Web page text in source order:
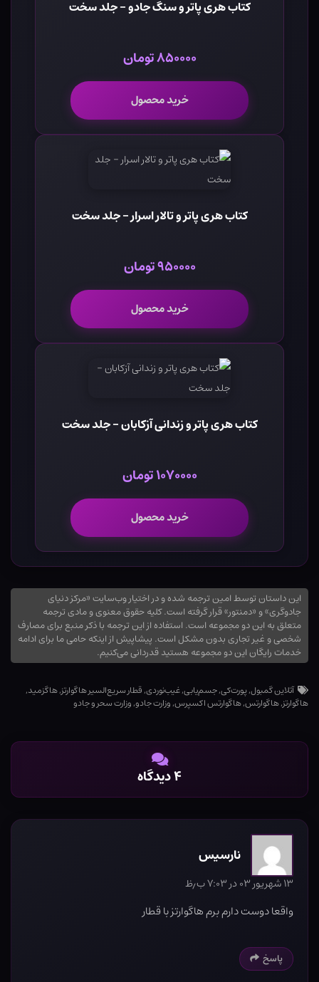
کتاب هری پاتر و سنگ جادو - جلد سخت
۸۵۰۰۰۰ تومان
خرید محصول
کتاب هری پاتر و تالار اسرار - جلد سخت
۹۵۰۰۰۰ تومان
خرید محصول
کتاب هری پاتر و زندانی آزکابان - جلد سخت
۱۰۷۰۰۰۰ تومان
خرید محصول
این داستان توسط امین ترجمه شده و در اختیار وب‌سایت «مرکز دنیای
جادوگری» و «دمنتور» قرار گرفته است. کلیه حقوق معنوی و مادی ترجمه
متعلق به این دو مجموعه است. استفاده از این ترجمه با ذکر منبع برای مصارف
شخصی و غیر تجاری بدون مشکل است. پیشاپیش از اینکه حامی ما برای ادامه
خدمات رایگان این دو مجموعه هستید قدردانی می‌کنیم.
آتلاین گمبول,پورت‌کی,جسم‌یابی,غیب‌نوردی,قطار سریع‌السیر هاگوارتز,هاگزمید,
هاگوارتز,هاگوارتس,هاگوارتس اکسپرس,وزارت جادو,وزارت سحر و جادو
۴ دیدگاه
نارسیس
۱۳ شهریور ۰۳ در ۷:۰۳ ب٫ظ
واقعا دوست دارم برم هاگوارتز با قطار
پاسخ